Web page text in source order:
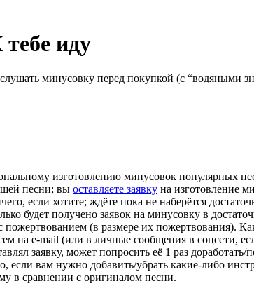
иду
минусовку перед покупкой (с “водяными
изготовлению минусовок популярных
песни; вы оставляете заявку на изготовление
если хотите; ждёте пока не наберётся
будет получено заявок на минусовку в
пожертвованием (в размере их пожертвования).
на e-mail (или в личные сообщения в соцсети,
заявку, может попросить её 1 раз доработать/
если вам нужно добавить/убрать какие-либо
в сравнении с оригиналом песни.